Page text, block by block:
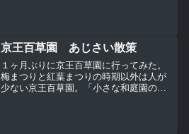
京王百草園 あじさい散策
１ヶ月ぶりに京王百草園に行ってみた。
梅まつりと紅葉まつりの時期以外は人が
少ない京王百草園。「小さな和庭園のあ